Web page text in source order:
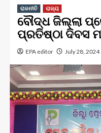
ରାଜନୀତି ରାଜ୍ୟ
ବୌଦ୍ଧ ଜିଲ୍ଲା
ପ୍ରତିଷ୍ଠା ଦିବସ
EPA editor July 28, 2024